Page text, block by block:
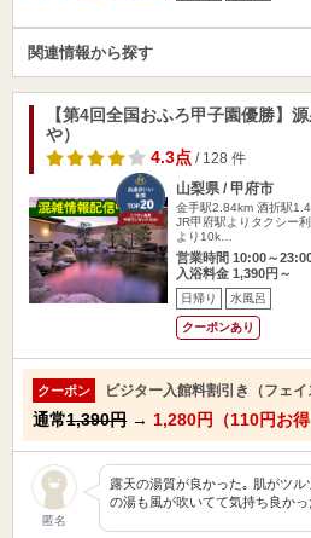
関連情報から探す
【第4回全国おふろ甲子園優勝】
や）
4.3点/ 128 件
山梨県 / 甲府市
金手駅2.84km 酒折駅
JR甲府駅よりタクシー
より10k…
営業時間 10:00～
入浴料金 1,390円～
日帰り 水風呂
クーポンあり
クーポン ビジター入館料割引き（フェイ
通常1,390円 → 1,280円（110円お得
匿名
露天の湯質が良かった｡ 肌がツ
の湯も風が吹いてて気持ち良か